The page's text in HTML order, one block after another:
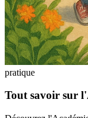
pratique
Tout savoir sur